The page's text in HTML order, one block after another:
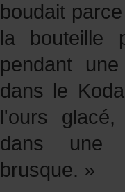
brusque.»